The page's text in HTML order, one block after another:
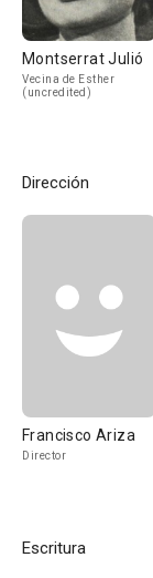
Montserrat Julió
Vecina de Esther
(uncredited)
Dirección
Francisco Ariza
Director
Escritura